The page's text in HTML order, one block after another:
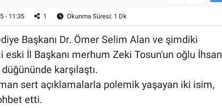
- 11:35 1 Okunma Süresi: 1 Dk
Başkanı Dr. Ömer Selim Alan ve şimdiki
eski İl Başkanı merhum Zeki Tosun'un oğlu İhsan
karşılaştı.
sert açıklamalarla polemik yaşayan iki isim,
etti.